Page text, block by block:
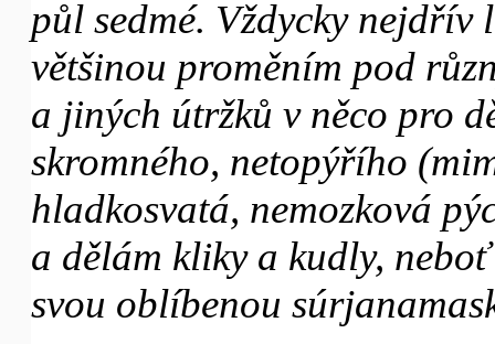
půl sedmé. Vždycky
většinou proměním pod
a jiných útržků v něco pro
skromného, netopýřího
hladkosvatá, nemozková
a dělám kliky a kudly,
svou oblíbenou